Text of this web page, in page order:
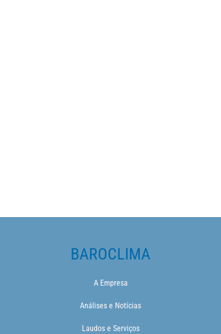
BAROCLIMA
A Empresa
Análises e Notícias
Laudos e Serviços